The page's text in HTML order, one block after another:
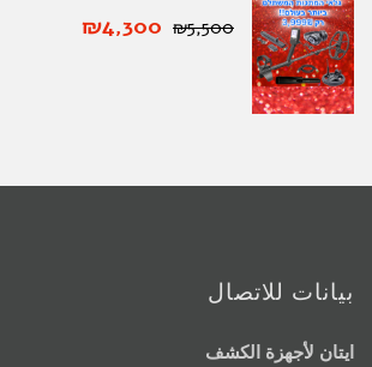
₪5,500
₪4,300
بيانات للاتصال
ايتان لأجهزة الكشف